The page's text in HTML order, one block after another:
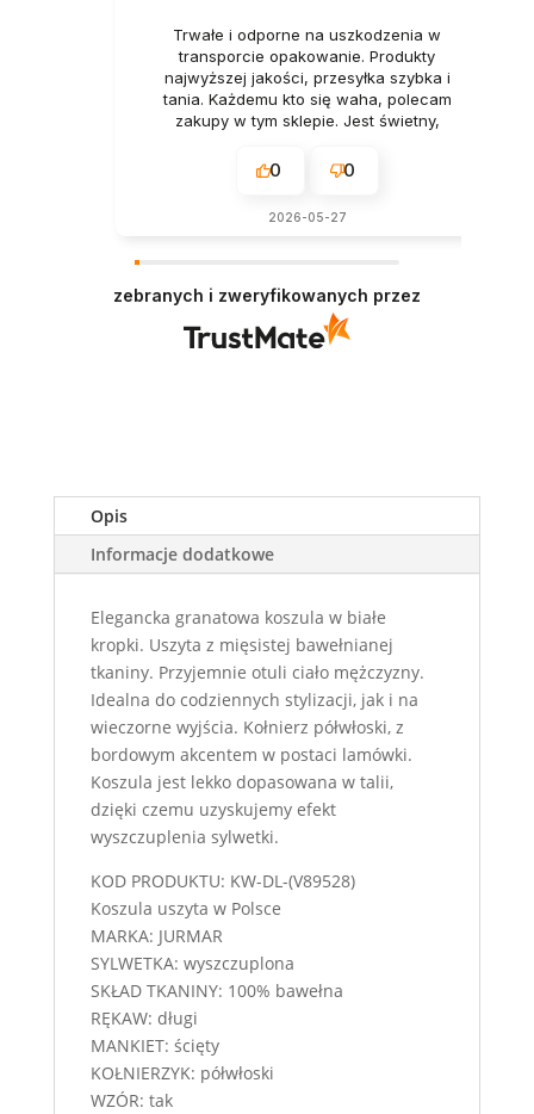
Trwałe i odporne na uszkodzenia w
transporcie opakowanie. Produkty
najwyższej jakości, przesyłka szybka i
tania. Każdemu kto się waha, polecam
zakupy w tym sklepie. Jest świetny,
0 0
2026-05-27
zebranych i zweryfikowanych przez
Opis
Informacje dodatkowe
Elegancka granatowa koszula w białe
kropki. Uszyta z mięsistej bawełnianej
tkaniny. Przyjemnie otuli ciało mężczyzny.
Idealna do codziennych stylizacji, jak i na
wieczorne wyjścia. Kołnierz półwłoski, z
bordowym akcentem w postaci lamówki.
Koszula jest lekko dopasowana w talii,
dzięki czemu uzyskujemy efekt
wyszczuplenia sylwetki.
KOD PRODUKTU: KW-DL-(V89528)
Koszula uszyta w Polsce
MARKA: JURMAR
SYLWETKA: wyszczuplona
SKŁAD TKANINY: 100% bawełna
RĘKAW: długi
MANKIET: ścięty
KOŁNIERZYK: półwłoski
WZÓR: tak